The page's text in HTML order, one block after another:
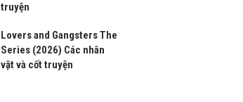
truyện
Lovers and Gangsters The
Series (2026) Các nhân
vật và cốt truyện